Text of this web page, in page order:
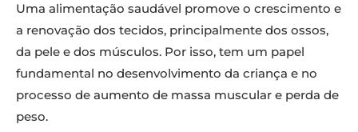
Uma alimentação saudável promove o crescimento e
a renovação dos tecidos, principalmente dos ossos,
da pele e dos músculos. Por isso, tem um papel
fundamental no desenvolvimento da criança e no
processo de aumento de massa muscular e perda de
peso.